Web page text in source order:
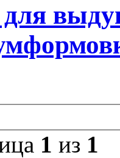
для
1 из 1